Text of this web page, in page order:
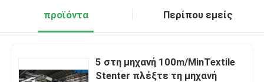
προϊόντα Περίπου εμείς
5 στη μηχανή 100m/MinTextile
Stenter πλέξτε τη μηχανή